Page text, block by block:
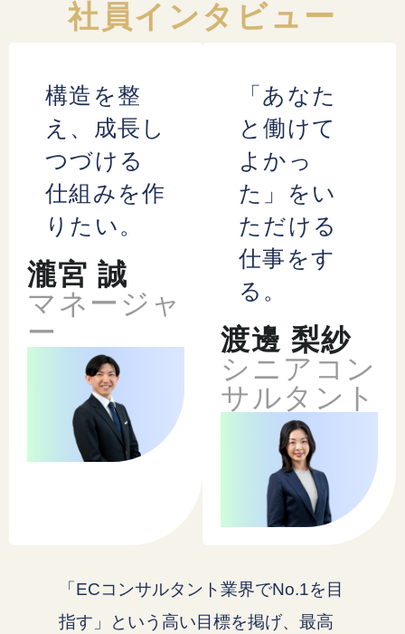
社員インタビュー
構造を整
え、成長し
つづける
仕組みを作
りたい。
瀧宮 誠
マネージャ
ー
「あなた
と働けて
よかっ
た」をい
ただける
仕事をす
る。
渡邊 梨紗
シニアコン
サルタント
「ECコンサルタント業界でNo.1を目
指す」という高い目標を掲げ、最高